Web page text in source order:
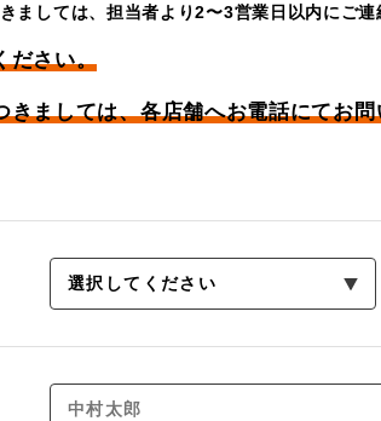
ましては、担当者より2〜3営業日以内にご連
ださい。
ましては、各店舗へお電話にてお